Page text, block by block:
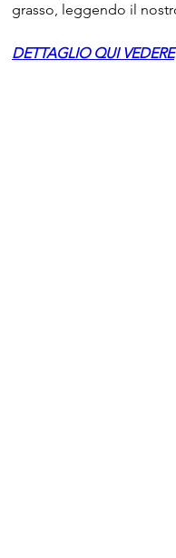
grasso, leggendo il
DETTAGLIO QUI VEDERE